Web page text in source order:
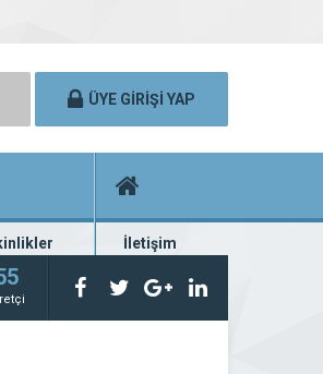
ÜYE GİRİŞİ YAP
planları
İletişim
Bize ulaşın